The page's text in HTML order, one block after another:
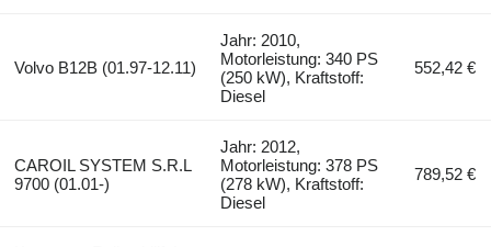
Volvo B12B (01.97-12.11)
Jahr: 2010,
Motorleistung: 340 PS
(250 kW), Kraftstoff:
Diesel
552,42 €
CAROIL SYSTEM S.R.L
9700 (01.01-)
Jahr: 2012,
Motorleistung: 378 PS
(278 kW), Kraftstoff:
Diesel
789,52 €